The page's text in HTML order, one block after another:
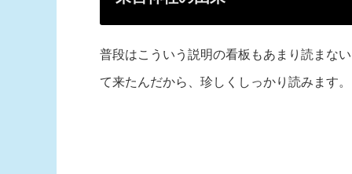
普段はこういう説明の看板もあまり読まな
て来たんだから、珍しくしっかり読みます。